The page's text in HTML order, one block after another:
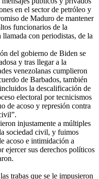
en el sector de petróleo y
de Maduro de mantener
funcionarios de la
con periodistas, de la
del gobierno de Biden se
y tras llegar a la
venezolanas cumplieron
de Barbados, también
la descalificación de
electoral por tecnicismos
de acoso y represión contra
injustamente a múltiples
sociedad civil, y fuimos
acoso e intimidación a
ejercer sus derechos políticos
trabas que se le impusieron